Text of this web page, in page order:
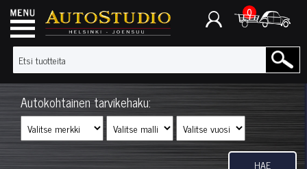
0
Autokohtainen tarvikehaku:
HAE